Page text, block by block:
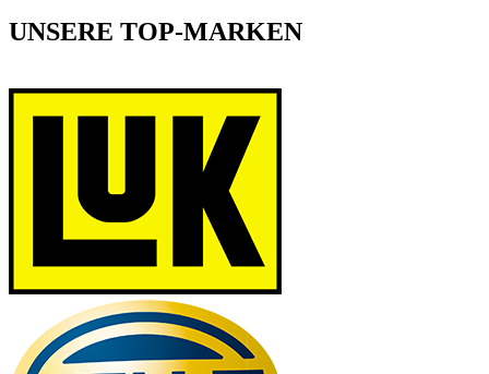
UNSERE TOP-MARKEN